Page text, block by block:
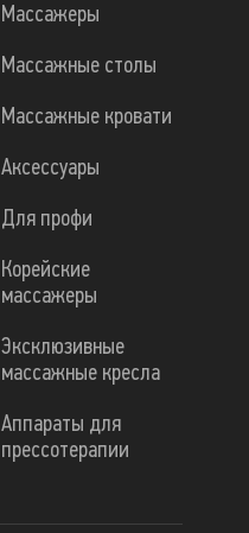
Массажеры
Массажные столы
Массажные кровати
Аксессуары
Для профи
Корейские
массажеры
Эксклюзивные
массажные кресла
Аппараты для
прессотерапии